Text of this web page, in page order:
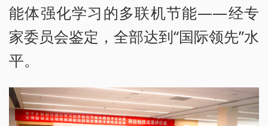
能体强化学习的多联机节能——经专
家委员会鉴定，全部达到“国际领先”水
平。